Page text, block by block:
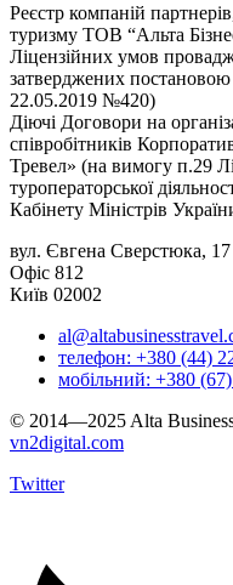
Реєстр компаній
туризму ТОВ “Альта
Ліцензійних умов
затверджених постановою
22.05.2019 №420)
Діючі Договори на
співробітників
Тревел» (на вимогу п.29
туроператорської
Кабінету Міністрів
вул. Євгена Сверстюка,
Офіс 812
Київ 02002
телефон: +380 (44)
мобільний: +380
© 2014—2025 Alta
vn2digital.com
Twitter